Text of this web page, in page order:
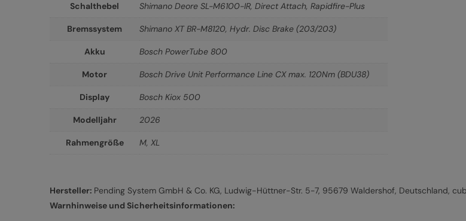
Schalthebel Shimano Deore SL-M6100-IR, Direct Attach, Rapidfire-Plus
Bremssystem Shimano XT BR-M8120, Hydr. Disc Brake (203/203)
Akku Bosch PowerTube 800
Motor Bosch Drive Unit Performance Line CX max. 120Nm (BDU38)
Display Bosch Kiox 500
Modelljahr 2026
Rahmengröße M, XL
Hersteller: Pending System GmbH & Co. KG, Ludwig-Hüttner-Str. 5-7, 95679 Waldershof, Deutschland,
Warnhinweise und Sicherheitsinformationen: